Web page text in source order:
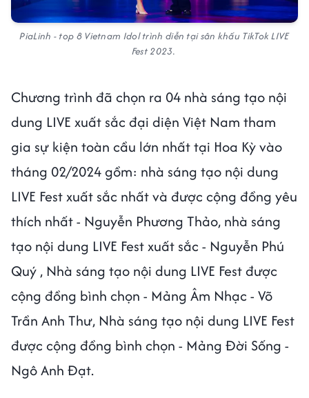
PiaLinh - top 8 Vietnam Idol trình diễn tại sân khấu TikTok LIVE
Fest 2023.
Chương trình đã chọn ra 04 nhà sáng tạo nội
dung LIVE xuất sắc đại diện Việt Nam tham
gia sự kiện toàn cầu lớn nhất tại Hoa Kỳ vào
tháng 02/2024 gồm: nhà sáng tạo nội dung
LIVE Fest xuất sắc nhất và được cộng đồng yêu
thích nhất - Nguyễn Phương Thảo, nhà sáng
tạo nội dung LIVE Fest xuất sắc - Nguyễn Phú
Quý , Nhà sáng tạo nội dung LIVE Fest được
cộng đồng bình chọn - Mảng Âm Nhạc - Võ
Trần Anh Thư, Nhà sáng tạo nội dung LIVE Fest
được cộng đồng bình chọn - Mảng Đời Sống -
Ngô Anh Đạt.